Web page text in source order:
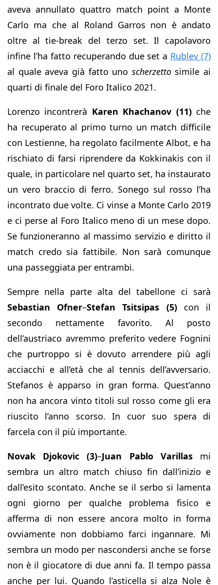
aveva annullato quattro match point a Monte
Carlo ma che al Roland Garros non è andato
oltre al tie-break del terzo set. Il capolavoro
infine l’ha fatto recuperando due set a Rublev (7)
al quale aveva già fatto uno scherzettosimile ai
quarti di finale del Foro Italico 2021.
Lorenzo incontrerà Karen Khachanov (11)che
ha recuperato al primo turno un match difficile
con Lestienne, ha regolato facilmente Albot, e ha
rischiato di farsi riprendere da Kokkinakis con il
quale, in particolare nel quarto set, ha instaurato
un vero braccio di ferro. Sonego sul rosso l’ha
incontrato due volte. Ci vinse a Monte Carlo 2019
e ci perse al Foro Italico meno di un mese dopo.
Se funzioneranno al massimo servizio e diritto il
match credo sia fattibile. Non sarà comunque
una passeggiata per entrambi.
Sempre nella parte alta del tabellone ci sarà
Sebastian Ofner–Stefan Tsitsipas (5)con il
secondo nettamente favorito. Al posto
dell’austriaco avremmo preferito vedere Fognini
che purtroppo si è dovuto arrendere più agli
acciacchi e all’età che al tennis dell’avversario.
Stefanos è apparso in gran forma. Quest’anno
non ha ancora vinto titoli sul rosso come gli era
riuscito l’anno scorso. In cuor suo spera di
farcela con il più importante.
Novak Djokovic (3)–Juan Pablo Varillasmi
sembra un altro match chiuso fin dall’inizio e
dall’esito scontato. Anche se il serbo si lamenta
ogni giorno per qualche problema fisico e
afferma di non essere ancora molto in forma
ovviamente non dobbiamo farci ingannare. Mi
sembra un modo per nascondersi anche se forse
non è il giocatore di due anni fa. Il tempo passa
anche per lui. Quando l’asticella si alza Nole è